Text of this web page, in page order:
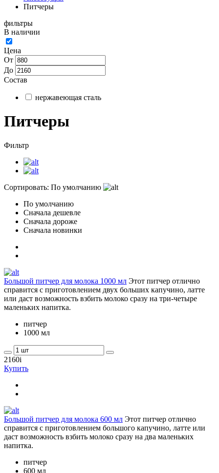
Питчеры
фильтры
В наличии
Цена
От
До
Состав
нержавеющая сталь
Питчеры
Фильтр
Сортировать: По умолчанию
По умолчанию
Сначала дешевле
Сначала дороже
Сначала новинки
Большой питчер для молока 1000 мл Этот питчер отлично
справится с приготовлением двух больших капучино, латте
или даст возможность взбить молоко сразу на три-четыре
маленьких напитка.
питчер
1000 мл
2160i
Купить
Большой питчер для молока 600 мл Этот питчер отлично
справится с приготовлением большого капучино, латте или
даст возможность взбить молоко сразу на два маленьких
напитка.
питчер
600 мл